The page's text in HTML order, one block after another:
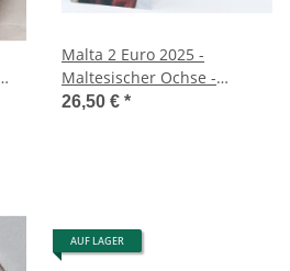
Malta 2 Euro 2025 -
Maltesischer Ochse -
Coincard
26,50 € *
AUF LAGER